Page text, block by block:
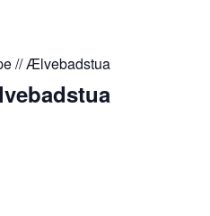
// Ælvebadstua